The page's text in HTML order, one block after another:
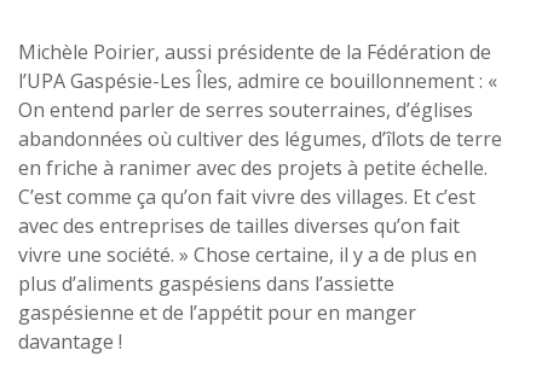
Michèle Poirier, aussi présidente de la Fédération de
l’UPA Gaspésie-Les Îles, admire ce bouillonnement : «
On entend parler de serres souterraines, d’églises
abandonnées où cultiver des légumes, d’îlots de terre
en friche à ranimer avec des projets à petite échelle.
C’est comme ça qu’on fait vivre des villages. Et c’est
avec des entreprises de tailles diverses qu’on fait
vivre une société. » Chose certaine, il y a de plus en
plus d’aliments gaspésiens dans l’assiette
gaspésienne et de l’appétit pour en manger
davantage !